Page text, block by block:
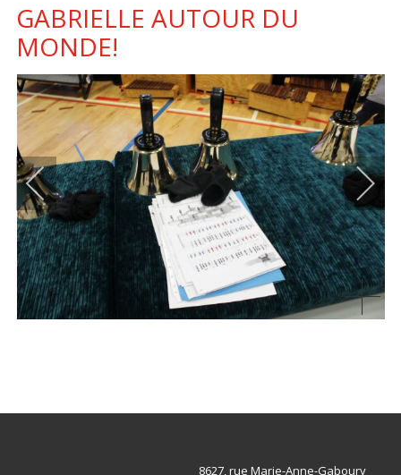
GABRIELLE AUTOUR DU
MONDE!
8627, rue Marie-Anne-Gaboury